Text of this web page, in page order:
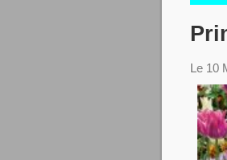
Le 10